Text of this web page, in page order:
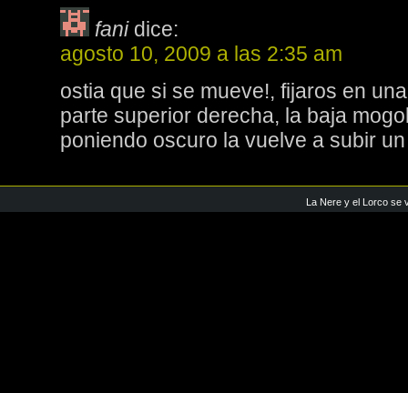
fani dice:
agosto 10, 2009 a las 2:35 am
ostia que si se mueve!, fijaros en
parte superior derecha, la baja
poniendo oscuro la vuelve a subir
La Nere y el Lorco se